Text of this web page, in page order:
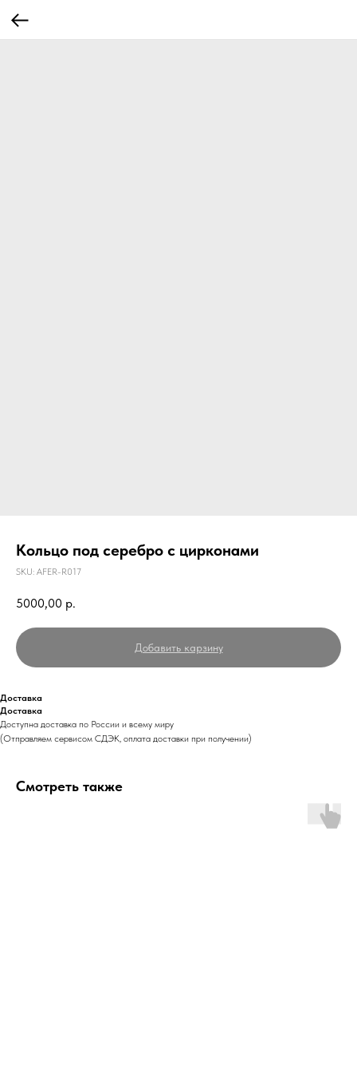
Кольцо под серебро с цирконами
SKU: AFER-R017
5000,00 р.
Добавить карзину
Доставка
Доставка
Доступна доставка по России и всему миру
(Отправляем сервисом СДЭК, оплата доставки при получении)
Смотреть также